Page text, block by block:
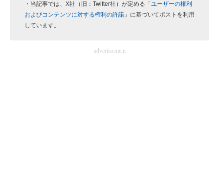
・当記事では、X社（旧：Twitter社）が定める「 ユーザーの権利
およびコンテンツに対する権利の許諾 」に基づいてポストを利用
しています。
advertisement